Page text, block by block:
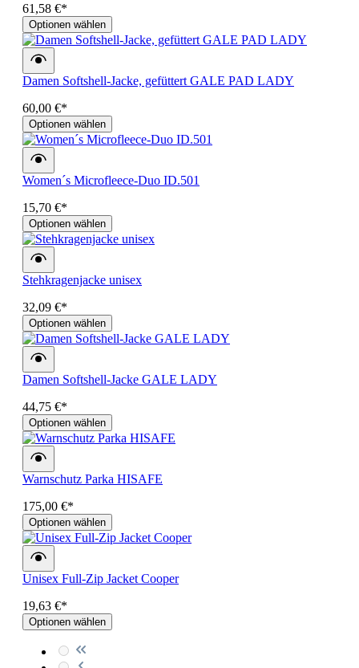
61,58 €*
Optionen wählen
Damen Softshell-Jacke, gefüttert GALE PAD LADY
60,00 €*
Optionen wählen
Women´s Microfleece-Duo ID.501
15,70 €*
Optionen wählen
Stehkragenjacke unisex
32,09 €*
Optionen wählen
Damen Softshell-Jacke GALE LADY
44,75 €*
Optionen wählen
Warnschutz Parka HISAFE
175,00 €*
Optionen wählen
Unisex Full-Zip Jacket Cooper
19,63 €*
Optionen wählen